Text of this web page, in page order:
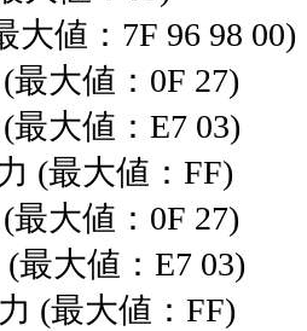
大値：7F 96 98 00)
(最大値：0F 27)
(最大値：E7 03)
(最大値：FF)
(最大値：0F 27)
(最大値：E7 03)
(最大値：FF)